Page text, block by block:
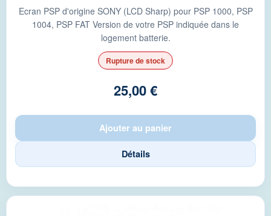
Ecran PSP d'origine SONY (LCD Sharp) pour PSP 1000, PSP
1004, PSP FAT Version de votre PSP indiquée dans le
logement batterie.
Rupture de stock
25,00 €
Ajouter au panier
Détails